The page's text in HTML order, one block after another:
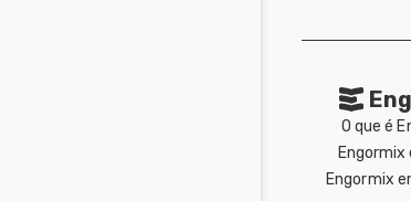
O que é
Engormix
Engormix